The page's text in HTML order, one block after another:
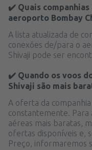
✔️ Quais
aeroporto Bombay
A lista atualizada de
conexões de/para o
Shivaji pode ser
✔️ Quando os voos
Shivaji são mais
A oferta da
constantemente. Para
aéreas mais baratas,
ofertas disponíveis e,
Preço, informaremos